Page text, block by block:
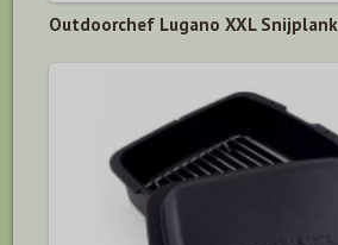
Outdoorchef Lugano XXL Snijplank